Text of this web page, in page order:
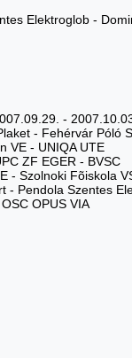
Elektroglob -
-
- Fehérvár Póló
VE - UNIQA UTE
ZF EGER - BVSC
- Szolnoki Fõiskola
- Pendola Szentes
OPUS VIA